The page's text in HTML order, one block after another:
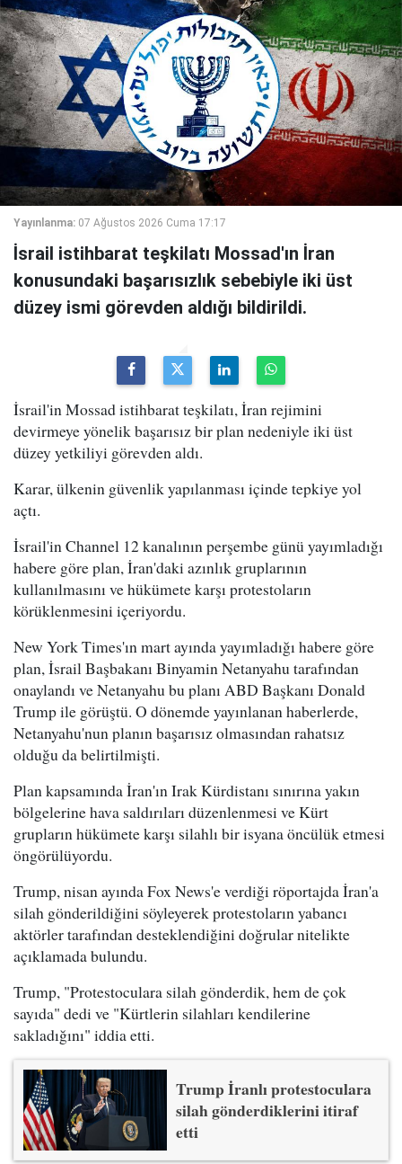
Yayınlanma: 07 Ağustos 2026 Cuma 17:17
İsrail istihbarat teşkilatı Mossad'ın İran
konusundaki başarısızlık sebebiyle iki üst
düzey ismi görevden aldığı bildirildi.
İsrail'in Mossad istihbarat teşkilatı, İran rejimini
devirmeye yönelik başarısız bir plan nedeniyle iki üst
düzey yetkiliyi görevden aldı.
Karar, ülkenin güvenlik yapılanması içinde tepkiye yol
açtı.
İsrail'in Channel 12 kanalının perşembe günü yayımladığı
habere göre plan, İran'daki azınlık gruplarının
kullanılmasını ve hükümete karşı protestoların
körüklenmesini içeriyordu.
New York Times'ın mart ayında yayımladığı habere göre
plan, İsrail Başbakanı Binyamin Netanyahu tarafından
onaylandı ve Netanyahu bu planı ABD Başkanı Donald
Trump ile görüştü. O dönemde yayınlanan haberlerde,
Netanyahu'nun planın başarısız olmasından rahatsız
olduğu da belirtilmişti.
Plan kapsamında İran'ın Irak Kürdistanı sınırına yakın
bölgelerine hava saldırıları düzenlenmesi ve Kürt
grupların hükümete karşı silahlı bir isyana öncülük etmesi
öngörülüyordu.
Trump, nisan ayında Fox News'e verdiği röportajda İran'a
silah gönderildiğini söyleyerek protestoların yabancı
aktörler tarafından desteklendiğini doğrular nitelikte
açıklamada bulundu.
Trump, "Protestoculara silah gönderdik, hem de çok
sayıda" dedi ve "Kürtlerin silahları kendilerine
sakladığını" iddia etti.
Trump İranlı protestoculara
silah gönderdiklerini itiraf
etti